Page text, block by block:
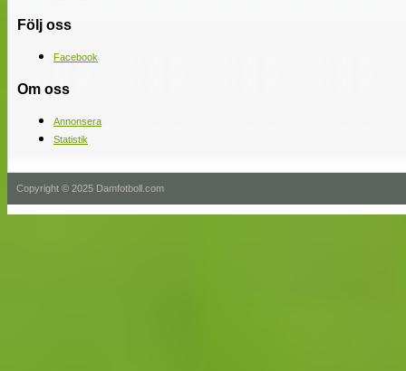
Följ oss
Facebook
Om oss
Annonsera
Statistik
Copyright © 2025 Damfotboll.com